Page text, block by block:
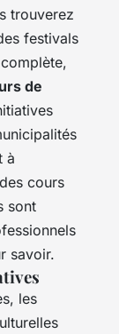
trouverez
festivals
de
à
cours
sont
savoir.
les